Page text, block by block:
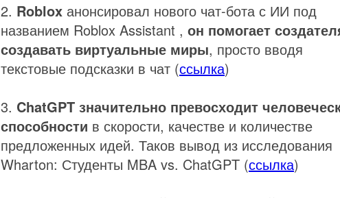
2. Roblox анонсировал нового чат-бота с ИИ под
названием Roblox Assistant , он помогает
создавать виртуальные миры, просто вводя
текстовые подсказки в чат (ссылка)
3. ChatGPT значительно превосходит
способности в скорости, качестве и количестве
предложенных идей. Таков вывод из исследования
Wharton: Студенты MBA vs. ChatGPT (ссылка)